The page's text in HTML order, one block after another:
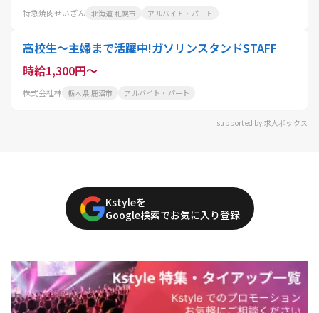
特急焼肉せいざん 北海道 札幌市 アルバイト・パート
高校生～主婦まで活躍中!ガソリンスタンドSTAFF
時給1,300円～
株式会社林 栃木県 鹿沼市 アルバイト・パート
supported by 求人ボックス
Kstyleを
Google検索でお気に入り登録